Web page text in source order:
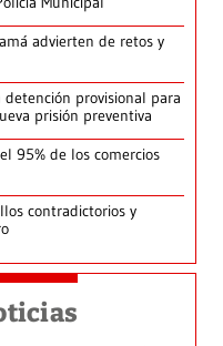
advierten de retos y
provisional para
prisión preventiva
95% de los comercios
contradictorios y